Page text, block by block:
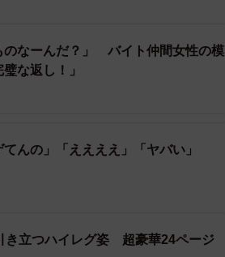
のなーんだ？」 バイト仲間女性の模
な返し！」
んの」「ええええ」「ヤバい」
立つハイレグ姿 超豪華24ページ